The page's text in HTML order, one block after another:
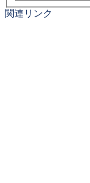
索
関連リンク